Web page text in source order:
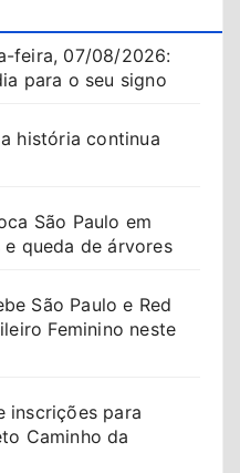
feira, 07/08/2026:
para o seu signo
história continua
São Paulo em
queda de árvores
São Paulo e Red
Feminino neste
inscrições para
Caminho da